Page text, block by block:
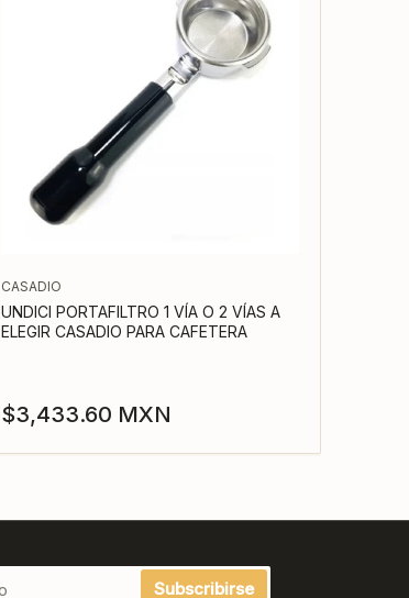
CASADIO
UNDICI PORTAFILTRO 1 VÍA O 2 VÍAS A
ELEGIR CASADIO PARA CAFETERA
Precio
regular
$3,433.60 MXN
Subscribirse